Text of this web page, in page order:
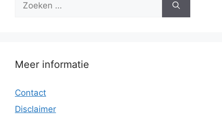
naar:
Meer informatie
Contact
Disclaimer